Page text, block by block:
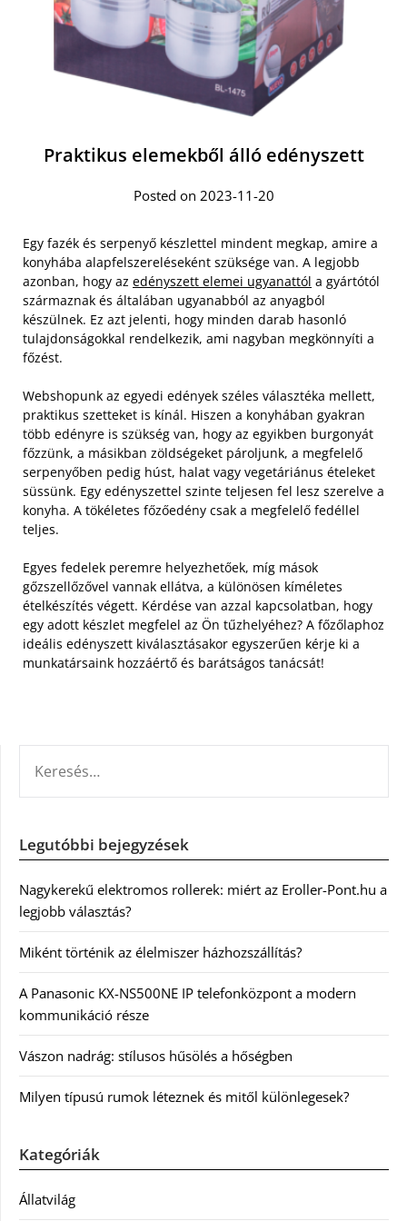
Praktikus elemekből álló edényszett
Posted on 2023-11-20
Egy fazék és serpenyő készlettel mindent megkap, amire a
konyhába alapfelszereléseként szüksége van. A legjobb
azonban, hogy az edényszett elemei ugyanattól a gyártótól
származnak és általában ugyanabból az anyagból
készülnek. Ez azt jelenti, hogy minden darab hasonló
tulajdonságokkal rendelkezik, ami nagyban megkönnyíti a
főzést.
Webshopunk az egyedi edények széles választéka mellett,
praktikus szetteket is kínál. Hiszen a konyhában gyakran
több edényre is szükség van, hogy az egyikben burgonyát
főzzünk, a másikban zöldségeket pároljunk, a megfelelő
serpenyőben pedig húst, halat vagy vegetáriánus ételeket
süssünk. Egy edényszettel szinte teljesen fel lesz szerelve a
konyha. A tökéletes főzőedény csak a megfelelő fedéllel
teljes.
Egyes fedelek peremre helyezhetőek, míg mások
gőzszellőzővel vannak ellátva, a különösen kíméletes
ételkészítés végett. Kérdése van azzal kapcsolatban, hogy
egy adott készlet megfelel az Ön tűzhelyéhez? A főzőlaphoz
ideális edényszett kiválasztásakor egyszerűen kérje ki a
munkatársaink hozzáértő és barátságos tanácsát!
Legutóbbi bejegyzések
Nagykerekű elektromos rollerek: miért az Eroller-Pont.hu a
legjobb választás?
Miként történik az élelmiszer házhozszállítás?
A Panasonic KX-NS500NE IP telefonközpont a modern
kommunikáció része
Vászon nadrág: stílusos hűsölés a hőségben
Milyen típusú rumok léteznek és mitől különlegesek?
Kategóriák
Állatvilág